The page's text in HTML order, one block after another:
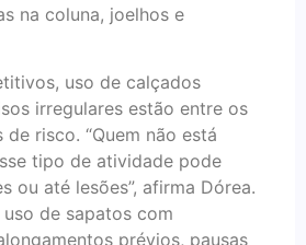
na coluna, joelhos e
uso de calçados
irregulares estão entre os
risco. “Quem não está
tipo de atividade pode
ou até lesões”, afirma Dórea.
de sapatos com
prévios, pausas